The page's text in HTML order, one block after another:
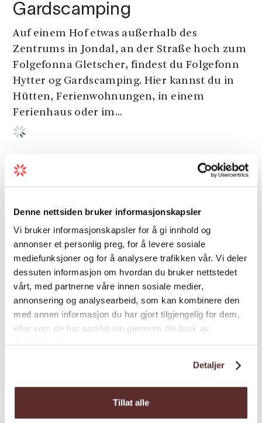
Denne nettsiden bruker informasjonskapsler
Vi bruker informasjonskapsler for å gi innhold og
annonser et personlig preg, for å levere sosiale
mediefunksjoner og for å analysere trafikken vår. Vi deler
dessuten informasjon om hvordan du bruker nettstedet
vårt, med partnerne våre innen sosiale medier,
annonsering og analysearbeid, som kan kombinere den
med annen informasjon du har gjort tilgjengelig for dem,
eller som de har samlet inn gjennom din bruk av
Detaljer
Tillat alle
Gardscamping
Auf einem Hof etwas außerhalb des
Zentrums in Jondal, an der Straße hoch zum
Folgefonna Gletscher, findest du Folgefonn
Hytter og Gardscamping. Hier kannst du in
Hütten, Ferienwohnungen, in einem
Ferienhaus oder im...
Die Stigen Fjordlodge ist ein einzigartiges